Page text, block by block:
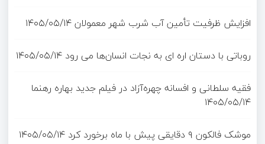
افزایش ظرفیت تأمین آب شرب شهر معمولان۱۴۰۵/۰۵/۱۴
روباتی با دستان اره ای به نجات انسان‌ها می رود ۱۴۰۵/۰۵/۱۴
فقیه سلطانی و افسانه چهره‌آزاد در فیلم جدید بهاره رهنما
۱۴۰۵/۰۵/۱۴
موشک فالکون ۹ دقایقی پیش با ماه برخورد کرد
۱۴۰۵/۰۵/۱۴